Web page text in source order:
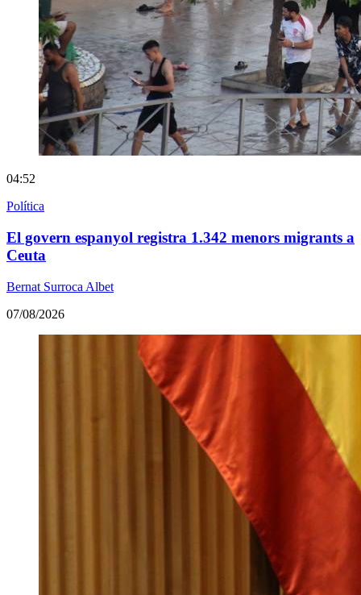
04:52
Política
El govern espanyol registra 1.342 menors migrants a
Ceuta
Bernat Surroca Albet
07/08/2026